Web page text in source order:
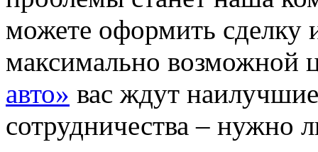
можете оформить сделку
максимально возможной
авто» вас ждут
сотрудничества – нужно